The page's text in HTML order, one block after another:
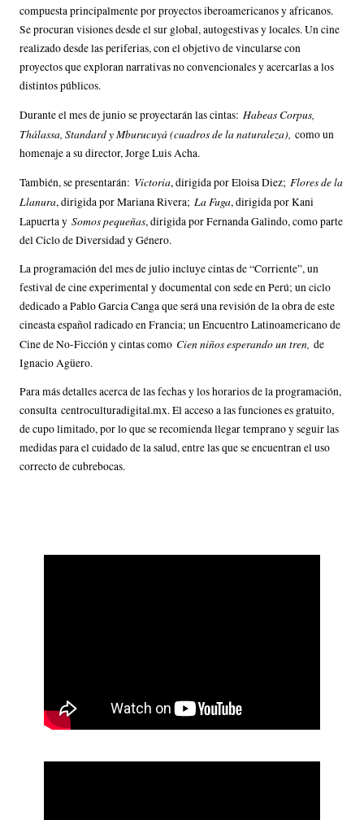
compuesta principalmente por proyectos iberoamericanos y africanos.
Se procuran visiones desde el sur global, autogestivas y locales. Un cine
realizado desde las periferias, con el objetivo de vincularse con
proyectos que exploran narrativas no convencionales y acercarlas a los
distintos públicos.
Durante el mes de junio se proyectarán las cintas: Habeas Corpus,
Thálassa, Standard y Mburucuyá (cuadros de la naturaleza), como un
homenaje a su director, Jorge Luis Acha.
También, se presentarán: Victoria, dirigida por Eloisa Diez; Flores de la
Llanura, dirigida por Mariana Rivera; La Fuga, dirigida por Kani
Lapuerta y Somos pequeñas, dirigida por Fernanda Galindo, como parte
del Ciclo de Diversidad y Género.
La programación del mes de julio incluye cintas de “Corriente”, un
festival de cine experimental y documental con sede en Perú; un ciclo
dedicado a Pablo Garcia Canga que será una revisión de la obra de este
cineasta español radicado en Francia; un Encuentro Latinoamericano de
Cine de No-Ficción y cintas como Cien niños esperando un tren, de
Ignacio Agüero.
Para más detalles acerca de las fechas y los horarios de la programación,
consulta centroculturadigital.mx. El acceso a las funciones es gratuito,
de cupo limitado, por lo que se recomienda llegar temprano y seguir las
medidas para el cuidado de la salud, entre las que se encuentran el uso
correcto de cubrebocas.